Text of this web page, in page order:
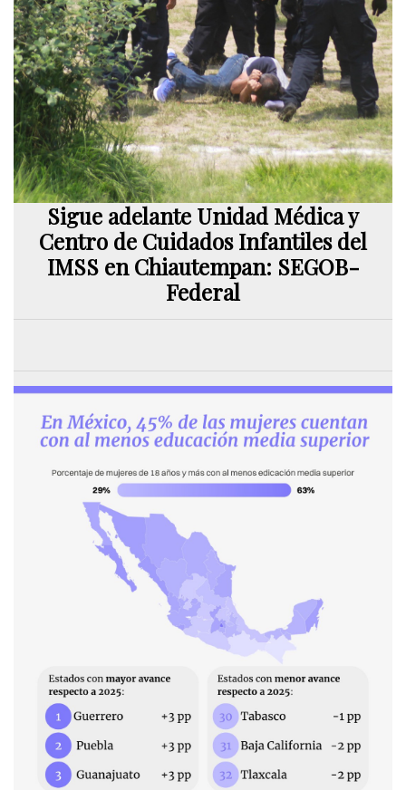
Sigue adelante Unidad Médica y
Centro de Cuidados Infantiles del
IMSS en Chiautempan: SEGOB-
Federal